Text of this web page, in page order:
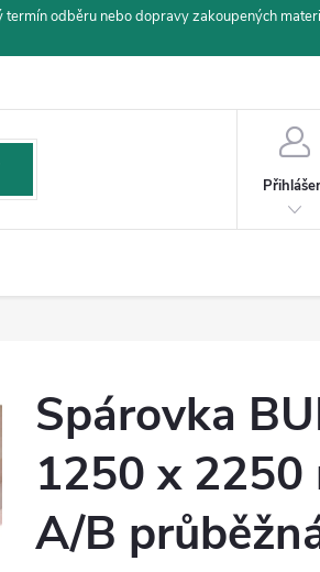
odběru nebo dopravy zakoupených
Spárovka
1250 x 2250
A/B